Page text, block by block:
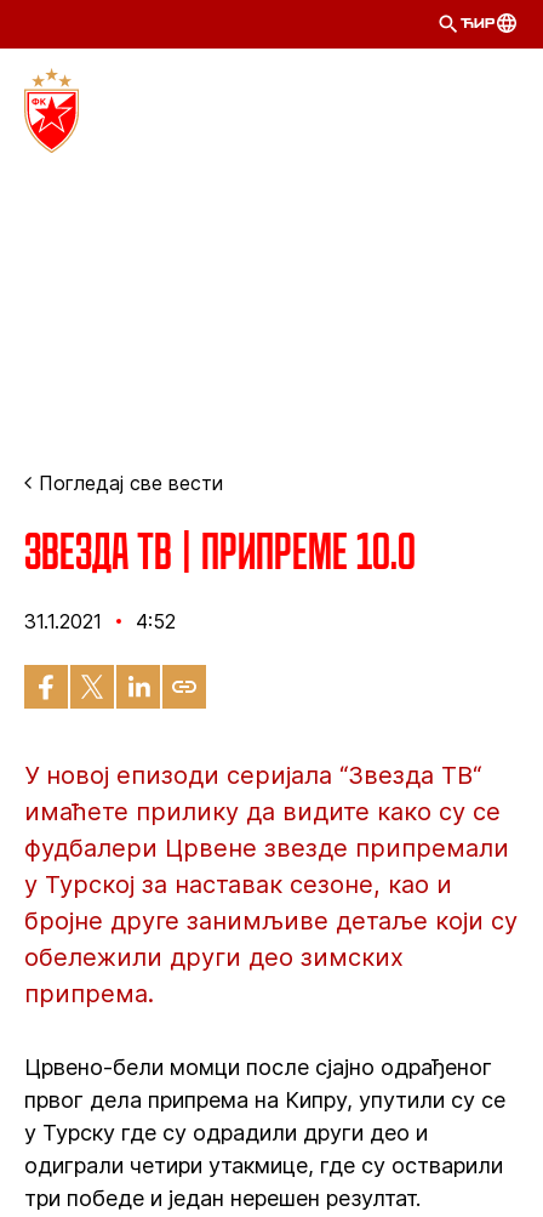
ЋИР
Погледај све вести
Звезда ТВ | Припреме 10.0
31.1.2021 4:52
У новој епизоди серијала “Звезда ТВ“
имаћете прилику да видите како су се
фудбалери Црвене звезде припремали
у Турској за наставак сезоне, као и
бројне друге занимљиве детаље који су
обележили други део зимских
припрема.
Црвено-бели момци после сјајно одрађеног
првог дела припрема на Кипру, упутили су се
у Турску где су одрадили други део и
одиграли четири утакмице, где су остварили
три победе и један нерешен резултат.